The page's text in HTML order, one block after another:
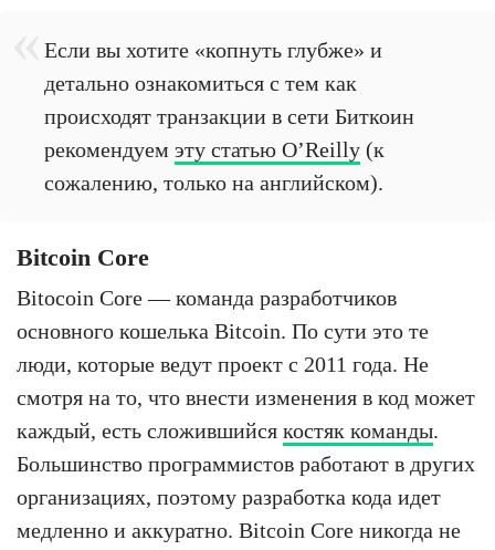
Если вы хотите «копнуть глубже» и
детально ознакомиться с тем как
происходят транзакции в сети Биткоин
рекомендуем эту статью O’Reilly (к
сожалению, только на английском).
Bitcoin Core
Bitocoin Core — команда разработчиков
основного кошелька Bitcoin. По сути это те
люди, которые ведут проект с 2011 года. Не
смотря на то, что внести изменения в код может
каждый, есть сложившийся костяк команды.
Большинство программистов работают в других
организациях, поэтому разработка кода идет
медленно и аккуратно. Bitcoin Core никогда не